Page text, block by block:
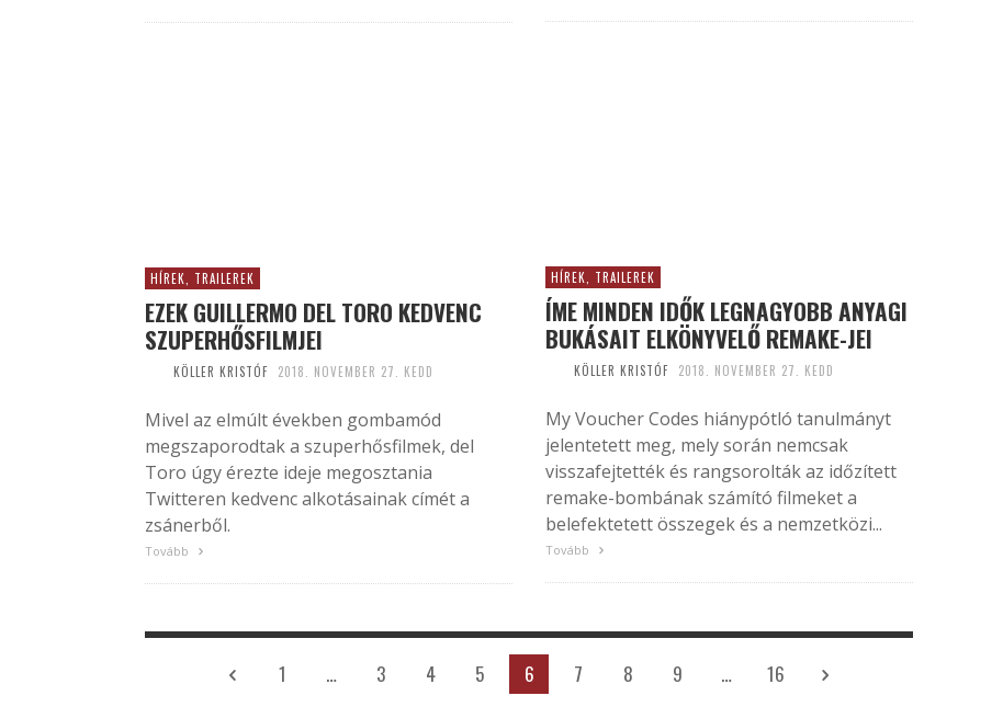
HÍREK, TRAILEREK
ÍME MINDEN IDŐK LEGNAGYOBB ANYAGI
BUKÁSAIT ELKÖNYVELŐ REMAKE-JEI
KÖLLER KRISTÓF 2018. NOVEMBER 27. KEDD
My Voucher Codes hiánypótló tanulmányt
jelentetett meg, mely során nemcsak
visszafejtették és rangsorolták az időzített
remake-bombának számító filmeket a
belefektetett összegek és a nemzetközi...
Tovább
HÍREK, TRAILEREK
EZEK GUILLERMO DEL TORO KEDVENC
SZUPERHŐSFILMJEI
KÖLLER KRISTÓF 2018. NOVEMBER 27. KEDD
Mivel az elmúlt években gombamód
megszaporodtak a szuperhősfilmek, del
Toro úgy érezte ideje megosztania
Twitteren kedvenc alkotásainak címét a
zsánerből.
Tovább
1 … 3 4 5 6 7 8 9 … 16